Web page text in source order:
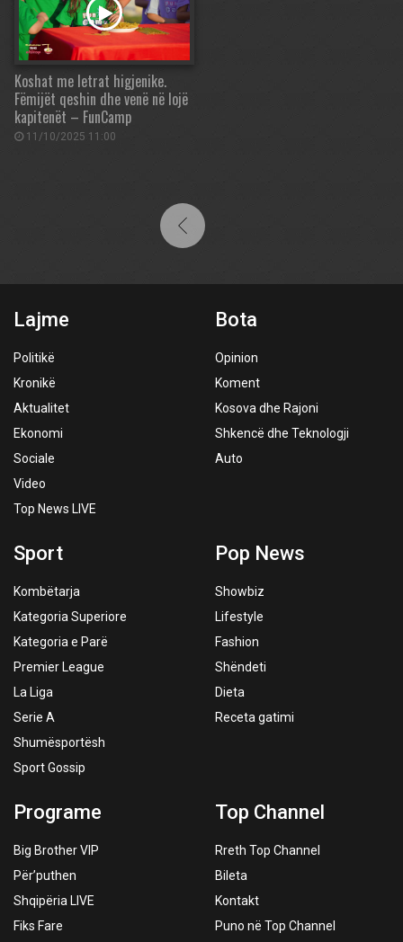
Koshat me letrat higjenike.
Fëmijët qeshin dhe venë në lojë
kapitenët – FunCamp
11/10/2025 11:00
Lajme
Politikë
Kronikë
Aktualitet
Ekonomi
Sociale
Video
Top News LIVE
Bota
Opinion
Koment
Kosova dhe Rajoni
Shkencë dhe Teknologji
Auto
Sport
Kombëtarja
Kategoria Superiore
Kategoria e Parë
Premier League
La Liga
Serie A
Shumësportësh
Sport Gossip
Pop News
Showbiz
Lifestyle
Fashion
Shëndeti
Dieta
Receta gatimi
Programe
Big Brother VIP
Për’puthen
Shqipëria LIVE
Fiks Fare
Top Channel
Rreth Top Channel
Bileta
Kontakt
Puno në Top Channel